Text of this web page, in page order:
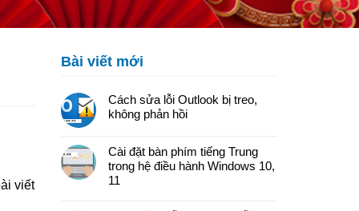
viết
Bài viết mới
Cách sửa lỗi Outlook bị treo,
không phản hồi
Cài đặt bàn phím tiếng Trung
trong hệ điều hành Windows 10,
11